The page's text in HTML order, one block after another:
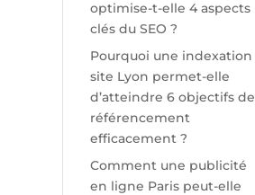
optimise-t-elle 4 aspects
clés du SEO ?
Pourquoi une indexation
site Lyon permet-elle
d’atteindre 6 objectifs de
référencement
efficacement ?
Comment une publicité
en ligne Paris peut-elle